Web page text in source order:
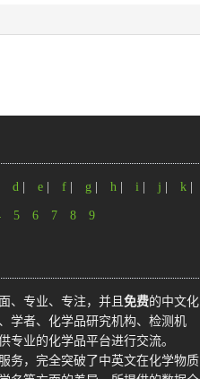
d e f g h i j k
5 6 7 8 9
、专业、专注，并且 免费的中文化
学者、化学品研究机构、检测机
专业的化学品平台进行交流。
务，完全突破了中英文在化学物质